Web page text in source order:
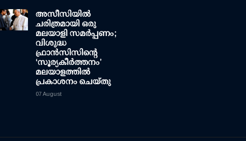
അസീസിയിൽ
ചരിത്രമായി ഒരു
മലയാളി സമർപ്പണം;
വിശുദ്ധ
ഫ്രാൻസിസിന്റെ
‘സൂര്യകീർത്തനം’
മലയാളത്തിൽ
പ്രകാശനം ചെയ്തു
07 August